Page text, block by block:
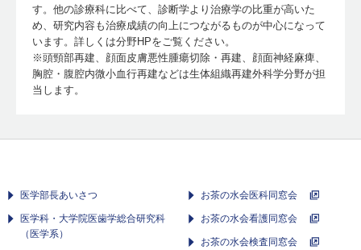
す。他の診療科に比べて、診断学より治療学の比重が高いた
め、研究内容も治療成績の向上につながるものが中心になって
います。詳しくは分野HPをご覧ください。
※頭頸部再建、顔面皮膚悪性腫瘍切除・再建、顔面神経麻痺、
胸腔・腹腔内微小血行再建などは生体組織再建外科学分野が担
当します。
医学部長あいさつ
医学科・大学院医歯学総合研究科
（医学系）
お茶の水会医科同窓会
お茶の水会看護同窓会
お茶の水会検査同窓会